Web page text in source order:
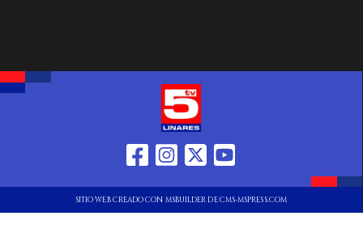
SITIO WEB CREADO CON MSBUILDER DE CMS-MSPRESS.COM